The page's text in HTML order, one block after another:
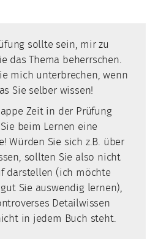
sollte sein, mir zu
das Thema beherrschen.
mich unterbrechen, wenn
Sie selber wissen!
Zeit in der Prüfung
beim Lernen eine
Würden Sie sich z.B. über
sollten Sie also nicht
darstellen (ich möchte
Sie auswendig lernen),
Detailwissen
in jedem Buch steht.